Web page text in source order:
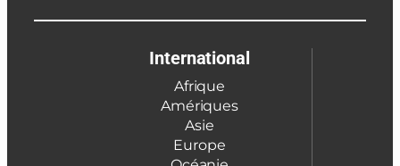
International
Afrique
Amériques
Asie
Europe